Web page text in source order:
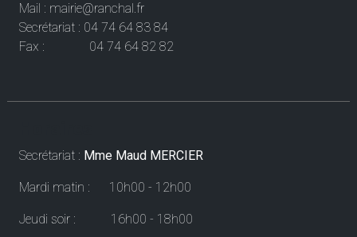
Mail : mairie@ranchal.fr
Secrétariat : 04 74 64 83 84
Fax : 04 74 64 82 82
Secrétariat : Mme Maud MERCIER
Mardi matin : 10h00 - 12h00
Jeudi soir : 16h00 - 18h00